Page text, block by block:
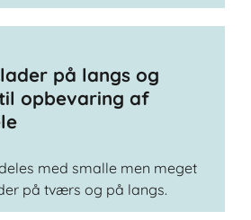
på langs og
opbevaring af
med smalle men meget
på tværs og på langs.